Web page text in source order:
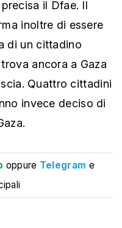
il Dfae. Il
inoltre di essere
di un cittadino
ancora a Gaza
Quattro cittadini
invece deciso di
oppure Telegram e